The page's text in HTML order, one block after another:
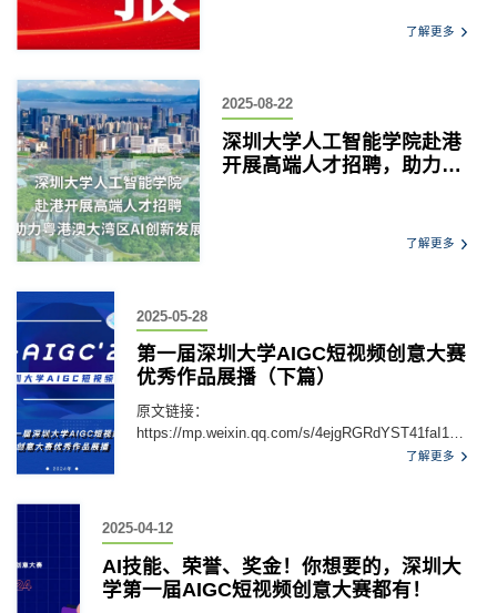
了解更多
2025-08-22
深圳大学人工智能学院赴港
开展高端人才招聘，助力粤
了解更多
2025-05-28
第一届深圳大学AIGC短视频创意大赛
优秀作品展播（下篇）
原文链接：
https://mp.weixin.qq.com/s/4ejgRGRdYST41faI12z-
了解更多
2025-04-12
AI技能、荣誉、奖金！你想要的，深圳大
学第一届AIGC短视频创意大赛都有！